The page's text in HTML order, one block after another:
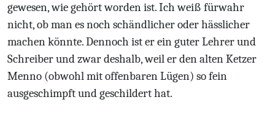
gewesen, wie gehört worden ist. Ich weiß fürwahr
nicht, ob man es noch schändlicher oder hässlicher
machen könnte. Dennoch ist er ein guter Lehrer und
Schreiber und zwar deshalb, weil er den alten Ketzer
Menno (obwohl mit offenbaren Lügen) so fein
ausgeschimpft und geschildert hat.